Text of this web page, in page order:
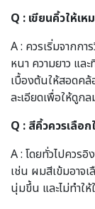
Q : เขียนคิ้วให้เห
A : ควรเริ่มจากกา
หนา ความยาว แล
เบื้องต้นให้สอดค
ละเอียดเพื่อให้ดูก
Q : สีคิ้วควรเลือ
A : โดยทั่วไปควร
เช่น ผมสีเข้มอาจ
นุ่มขึ้น และไม่ทำใ